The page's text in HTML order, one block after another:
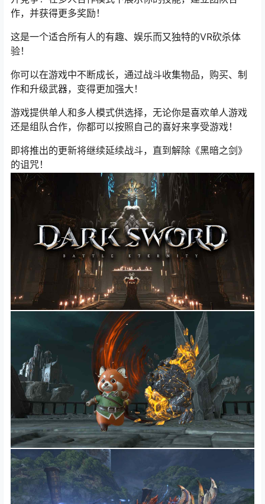
作，并获得更多奖励！
这是一个适合所有人的有趣、娱乐而又独特的VR砍杀体
验！
你可以在游戏中不断成长，通过战斗收集物品，购买、制
作和升级武器，变得更加强大！
游戏提供单人和多人模式供选择，无论你是喜欢单人游戏
还是组队合作，你都可以按照自己的喜好来享受游戏！
即将推出的更新将继续延续战斗，直到解除《黑暗之剑》
的诅咒！